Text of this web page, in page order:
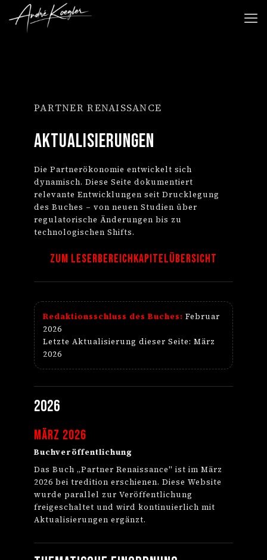
PARTNER RENAISSANCE
Aktualisierungen
Die Partnerökonomie entwickelt sich
dynamisch. Diese Seite dokumentiert
relevante Entwicklungen seit Drucklegung
des Buches – von neuen Studien über
regulatorische Änderungen bis zu
technologischen Shifts.
Zum LeserbereichKapitelübersicht
Redaktionsschluss des Buches: Februar
2026
Letzte Aktualisierung dieser Seite: März
2026
2026
März 2026
Buchveröffentlichung
Das Buch „Partner Renaissance" ist im März
2026 bei tredition erschienen. Diese Website
wurde parallel zur Veröffentlichung
freigeschaltet und wird kontinuierlich mit
Aktualisierungen ergänzt.